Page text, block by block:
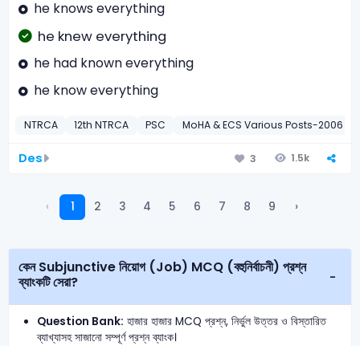
he knows everything
he knew everything
he had known everything
he know everything
NTRCA 12th NTRCA PSC MoHA & ECS Various Posts-2006
Des 3 1.5k
‹ 1 2 3 4 5 6 7 8 9 ›
কেন Subjunctive নিয়োগ (Job) MCQ (বহুনির্বাচনী) প্রশ্ন
ব্যাংকটি সেরা?
Question Bank: হাজার হাজার MCQ প্রশ্ন, নির্ভুল উত্তর ও বিস্তারিত
ব্যাখ্যাসহ সাজানো সম্পূর্ণ প্রশ্ন ব্যাংক।